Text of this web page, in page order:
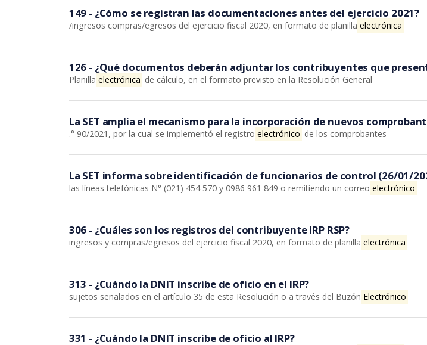
149 - ¿Cómo se registran las documentaciones antes del ejercicio 2021?
/ingresos compras/egresos del ejercicio fiscal 2020, en formato de planilla electrónica
126 - ¿Qué documentos deberán adjuntar los contribuyentes que
Planilla electrónica de cálculo, en el formato previsto en la Resolución General
La SET amplia el mecanismo para la incorporación de nuevos
.° 90/2021, por la cual se implementó el registro electrónico de los comprobantes
La SET informa sobre identificación de funcionarios de control (26/01/
las líneas telefónicas N° (021) 454 570 y 0986 961 849 o remitiendo un correo electrónico
306 - ¿Cuáles son los registros del contribuyente IRP RSP?
ingresos y compras/egresos del ejercicio fiscal 2020, en formato de planilla electrónica
313 - ¿Cuándo la DNIT inscribe de oficio en el IRP?
sujetos señalados en el artículo 35 de esta Resolución o a través del Buzón Electrónico
331 - ¿Cuándo la DNIT inscribe de oficio al IRP?